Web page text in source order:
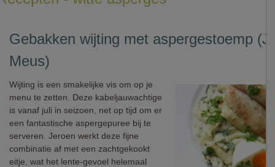
Gebakken wijting met aspergestoemp
Meus)
Wijting is een smakelijke vis om op je
menu te zetten. Deze kabeljauwachtige
is vanaf juli in seizoen, net op tijd om er
een fantastische aspergepuree bij te
serveren. Jeroen werkt deze fijne
combinatie af met een zachtgekookt
eitje, wat het lente-gevoel helemaal